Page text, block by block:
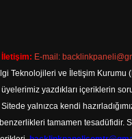
İletişim: E-mail:
Teknolojileri ve İletişim
yazdıkları içeriklerin
yalnızca kendi
tamamen